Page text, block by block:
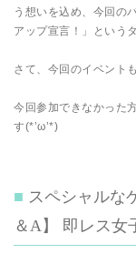
う想いを込め、今回の
アップ宣言！」という
さて、今回のイベント
今回参加できなかった
す(*’ω’*)
スペシャルな
＆A】 即レス女